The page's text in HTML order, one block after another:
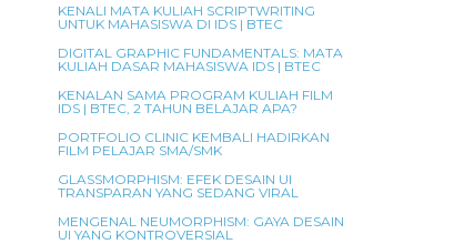
KENALI MATA KULIAH SCRIPTWRITING
UNTUK MAHASISWA DI IDS | BTEC
DIGITAL GRAPHIC FUNDAMENTALS: MATA
KULIAH DASAR MAHASISWA IDS | BTEC
KENALAN SAMA PROGRAM KULIAH FILM
IDS | BTEC, 2 TAHUN BELAJAR APA?
PORTFOLIO CLINIC KEMBALI HADIRKAN
FILM PELAJAR SMA/SMK
GLASSMORPHISM: EFEK DESAIN UI
TRANSPARAN YANG SEDANG VIRAL
MENGENAL NEUMORPHISM: GAYA DESAIN
UI YANG KONTROVERSIAL